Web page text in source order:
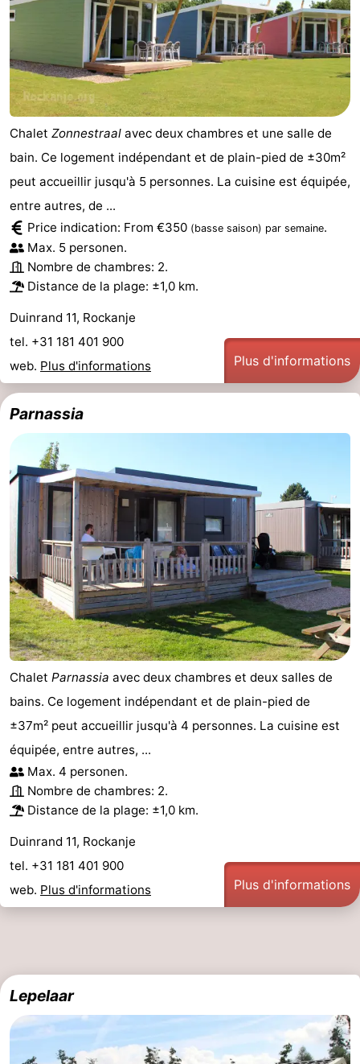
van
Schouwen
Chalet Zonnestraal avec deux chambres et une salle de
bain. Ce logement indépendant et de plain-pied de ±30m²
peut accueillir jusqu'à 5 personnes. La cuisine est équipée,
entre autres, de ...
Price indication: From €350 (basse saison) par semaine.
Max. 5 personen.
Nombre de chambres: 2.
Distance de la plage: ±1,0 km.
Duinrand 11, Rockanje
tel. +31 181 401 900
web. Plus d'informations Plus d'informations
Parnassia
Chalet Parnassia avec deux chambres et deux salles de
bains. Ce logement indépendant et de plain-pied de
±37m² peut accueillir jusqu'à 4 personnes. La cuisine est
équipée, entre autres, ...
Max. 4 personen.
Nombre de chambres: 2.
Distance de la plage: ±1,0 km.
Duinrand 11, Rockanje
tel. +31 181 401 900
web. Plus d'informations Plus d'informations
Lepelaar